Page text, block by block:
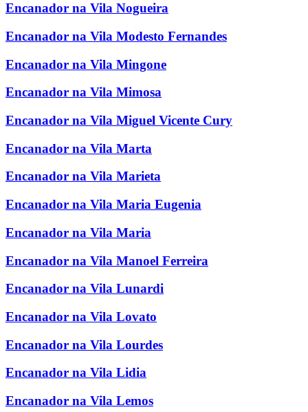
Encanador na Vila Nogueira
Encanador na Vila Modesto Fernandes
Encanador na Vila Mingone
Encanador na Vila Mimosa
Encanador na Vila Miguel Vicente Cury
Encanador na Vila Marta
Encanador na Vila Marieta
Encanador na Vila Maria Eugenia
Encanador na Vila Maria
Encanador na Vila Manoel Ferreira
Encanador na Vila Lunardi
Encanador na Vila Lovato
Encanador na Vila Lourdes
Encanador na Vila Lidia
Encanador na Vila Lemos